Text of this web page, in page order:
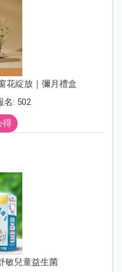
花綻放｜彌月禮盒
名: 502
得
敏兒童益生菌